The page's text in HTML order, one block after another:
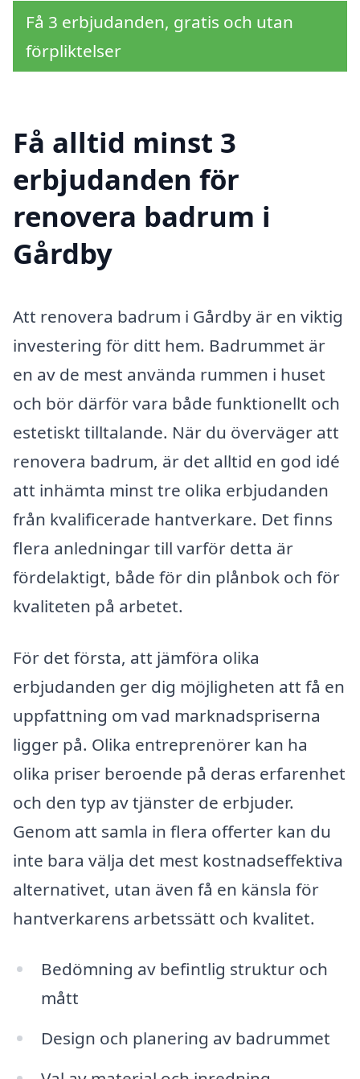
Få 3 erbjudanden, gratis och utan
förpliktelser
Få alltid minst 3
erbjudanden för
renovera badrum i
Gårdby
Att renovera badrum i Gårdby är en viktig
investering för ditt hem. Badrummet är
en av de mest använda rummen i huset
och bör därför vara både funktionellt och
estetiskt tilltalande. När du överväger att
renovera badrum, är det alltid en god idé
att inhämta minst tre olika erbjudanden
från kvalificerade hantverkare. Det finns
flera anledningar till varför detta är
fördelaktigt, både för din plånbok och för
kvaliteten på arbetet.
För det första, att jämföra olika
erbjudanden ger dig möjligheten att få en
uppfattning om vad marknadspriserna
ligger på. Olika entreprenörer kan ha
olika priser beroende på deras erfarenhet
och den typ av tjänster de erbjuder.
Genom att samla in flera offerter kan du
inte bara välja det mest kostnadseffektiva
alternativet, utan även få en känsla för
hantverkarens arbetssätt och kvalitet.
Bedömning av befintlig struktur och
mått
Design och planering av badrummet